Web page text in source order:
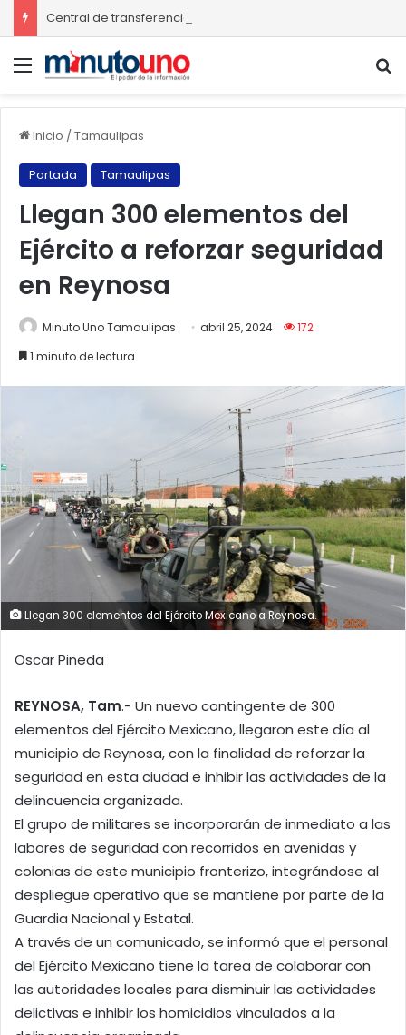
Menú
Inicio /Tamaulipas
Portada Tamaulipas
Llegan 300 elementos del
Ejército a reforzar seguridad
en Reynosa
Minuto Uno Tamaulipas abril 25, 2024
172
1 minuto de lectura
Llegan 300 elementos del Ejército Mexicano a Reynosa.
Oscar Pineda
REYNOSA, Tam.- Un nuevo contingente de 300
elementos del Ejército Mexicano, llegaron este día al
municipio de Reynosa, con la finalidad de reforzar la
seguridad en esta ciudad e inhibir las actividades de la
delincuencia organizada.
El grupo de militares se incorporarán de inmediato a las
labores de seguridad con recorridos en avenidas y
colonias de este municipio fronterizo, integrándose al
despliegue operativo que se mantiene por parte de la
Guardia Nacional y Estatal.
A través de un comunicado, se informó que el personal
del Ejército Mexicano tiene la tarea de colaborar con
las autoridades locales para disminuir las actividades
delictivas e inhibir los homicidios vinculados a la